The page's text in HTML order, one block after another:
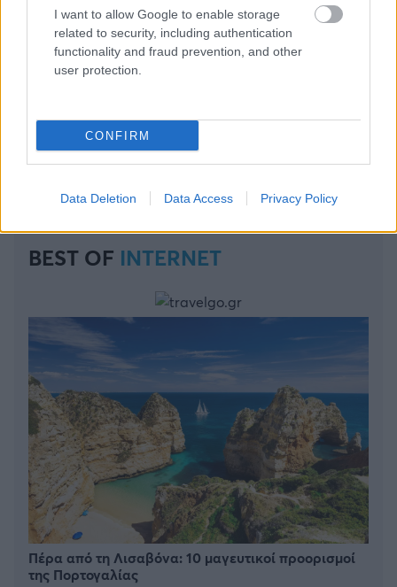
I want to allow Google to enable storage
related to security, including authentication
functionality and fraud prevention, and other
user protection.
CONFIRM
Data Deletion Data Access Privacy Policy
BEST OF INTERNET
Πέρα από τη Λισαβόνα: 10 μαγευτικοί προορισμοί
της Πορτογαλίας